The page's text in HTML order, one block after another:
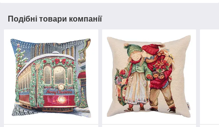
Подібні товари компанії